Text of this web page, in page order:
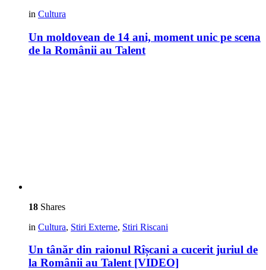
in Cultura
Un moldovean de 14 ani, moment unic pe scena
de la Românii au Talent
18 Shares
in Cultura, Stiri Externe, Stiri Riscani
Un tânăr din raionul Rîșcani a cucerit juriul de
la Românii au Talent [VIDEO]